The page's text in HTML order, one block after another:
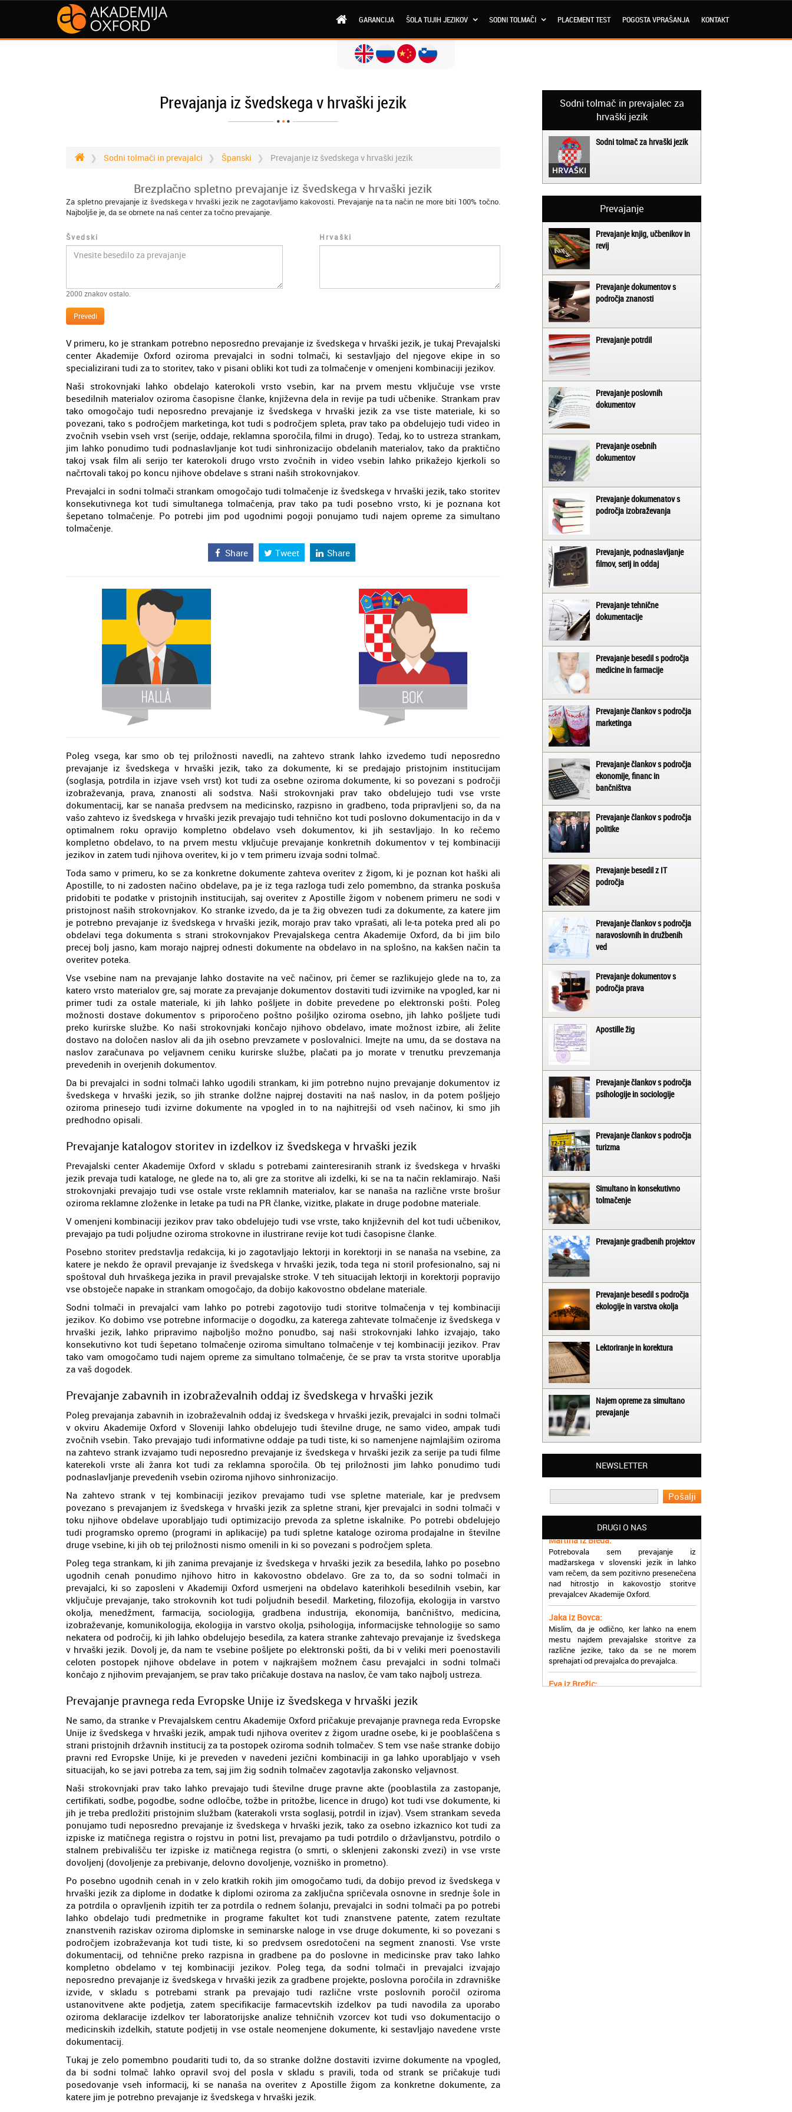
GARANCIJA ŠOLA TUJIH JEZIKOV SODNI TOLMAČI PLACEMENT TEST POGOSTA VPRAŠANJA KONTAKT
Prevajanja iz švedskega v hrvaški jezik
Sodni tolmači in prevajalci Španski Prevajanje iz švedskega v hrvaški jezik
Brezplačno spletno prevajanje iz švedskega v hrvaški jezik
Za spletno prevajanje iz švedskega v hrvaški jezik ne zagotavljamo kakovosti. Prevajanje na ta način ne more biti 100% točno.
Najboljše je, da se obrnete na naš center za točno prevajanje.
Švedski
2000 znakov ostalo.
Hrvaški
Prevedi
V primeru, ko je strankam potrebno neposredno prevajanje iz švedskega v hrvaški jezik, je tukaj Prevajalski
center Akademije Oxford oziroma prevajalci in sodni tolmači, ki sestavljajo del njegove ekipe in so
specializirani tudi za to storitev, tako v pisani obliki kot tudi za tolmačenje v omenjeni kombinaciji jezikov.
Naši strokovnjaki lahko obdelajo katerokoli vrsto vsebin, kar na prvem mestu vključuje vse vrste
besedilnih materialov oziroma časopisne članke, književna dela in revije pa tudi učbenike. Strankam prav
tako omogočajo tudi neposredno prevajanje iz švedskega v hrvaški jezik za vse tiste materiale, ki so
povezani, tako s področjem marketinga, kot tudi s področjem spleta, prav tako pa obdelujejo tudi video in
zvočnih vsebin vseh vrst (serije, oddaje, reklamna sporočila, filmi in drugo). Tedaj, ko to ustreza strankam,
jim lahko ponudimo tudi podnaslavljanje kot tudi sinhronizacijo obdelanih materialov, tako da praktično
takoj vsak film ali serijo ter katerokoli drugo vrsto zvočnih in video vsebin lahko prikažejo kjerkoli so
načrtovali takoj po koncu njihove obdelave s strani naših strokovnjakov.
Prevajalci in sodni tolmači strankam omogočajo tudi tolmačenje iz švedskega v hrvaški jezik, tako storitev
konsekutivnega kot tudi simultanega tolmačenja, prav tako pa tudi posebno vrsto, ki je poznana kot
šepetano tolmačenje. Po potrebi jim pod ugodnimi pogoji ponujamo tudi najem opreme za simultano
tolmačenje.
Share Tweet Share
Poleg vsega, kar smo ob tej priložnosti navedli, na zahtevo strank lahko izvedemo tudi neposredno
prevajanje iz švedskega v hrvaški jezik, tako za dokumente, ki se predajajo pristojnim institucijam
(soglasja, potrdila in izjave vseh vrst) kot tudi za osebne oziroma dokumente, ki so povezani s področji
izobraževanja, prava, znanosti ali sodstva. Naši strokovnjaki prav tako obdelujejo tudi vse vrste
dokumentacij, kar se nanaša predvsem na medicinsko, razpisno in gradbeno, toda pripravljeni so, da na
vašo zahtevo iz švedskega v hrvaški jezik prevajajo tudi tehnično kot tudi poslovno dokumentacijo in da v
optimalnem roku opravijo kompletno obdelavo vseh dokumentov, ki jih sestavljajo. In ko rečemo
kompletno obdelavo, to na prvem mestu vključuje prevajanje konkretnih dokumentov v tej kombinaciji
jezikov in zatem tudi njihova overitev, ki jo v tem primeru izvaja sodni tolmač.
Toda samo v primeru, ko se za konkretne dokumente zahteva overitev z žigom, ki je poznan kot haški ali
Apostille, to ni zadosten načino obdelave, pa je iz tega razloga tudi zelo pomembno, da stranka poskuša
pridobiti te podatke v pristojnih institucijah, saj overitev z Apostille žigom v nobenem primeru ne sodi v
pristojnost naših strokovnjakov. Ko stranke izvedo, da je ta žig obvezen tudi za dokumente, za katere jim
je potrebno prevajanje iz švedskega v hrvaški jezik, morajo prav tako vprašati, ali le-ta poteka pred ali po
obdelavi tega dokumenta s strani strokovnjakov Prevajalskega centra Akademije Oxford, da bi jim bilo
precej bolj jasno, kam morajo najprej odnesti dokumente na obdelavo in na splošno, na kakšen način ta
overitev poteka.
Vse vsebine nam na prevajanje lahko dostavite na več načinov, pri čemer se razlikujejo glede na to, za
katero vrsto materialov gre, saj morate za prevajanje dokumentov dostaviti tudi izvirnike na vpogled, kar ni
primer tudi za ostale materiale, ki jih lahko pošljete in dobite prevedene po elektronski pošti. Poleg
možnosti dostave dokumentov s priporočeno poštno pošiljko oziroma osebno, jih lahko pošljete tudi
preko kurirske službe. Ko naši strokovnjaki končajo njihovo obdelavo, imate možnost izbire, ali želite
dostavo na določen naslov ali da jih osebno prevzamete v poslovalnici. Imejte na umu, da se dostava na
naslov zaračunava po veljavnem ceniku kurirske službe, plačati pa jo morate v trenutku prevzemanja
prevedenih in overjenih dokumentov.
Da bi prevajalci in sodni tolmači lahko ugodili strankam, ki jim potrebno nujno prevajanje dokumentov iz
švedskega v hrvaški jezik, so jih stranke dolžne najprej dostaviti na naš naslov, in da potem pošljejo
oziroma prinesejo tudi izvirne dokumente na vpogled in to na najhitrejši od vseh načinov, ki smo jih
predhodno opisali.
Prevajanje katalogov storitev in izdelkov iz švedskega v hrvaški jezik
Prevajalski center Akademije Oxford v skladu s potrebami zainteresiranih strank iz švedskega v hrvaški
jezik prevaja tudi kataloge, ne glede na to, ali gre za storitve ali izdelki, ki se na ta način reklamirajo. Naši
strokovnjaki prevajajo tudi vse ostale vrste reklamnih materialov, kar se nanaša na različne vrste brošur
oziroma reklamne zloženke in letake pa tudi na PR članke, vizitke, plakate in druge podobne materiale.
V omenjeni kombinaciji jezikov prav tako obdelujejo tudi vse vrste, tako književnih del kot tudi učbenikov,
prevajajo pa tudi poljudne oziroma strokovne in ilustrirane revije kot tudi časopisne članke.
Posebno storitev predstavlja redakcija, ki jo zagotavljajo lektorji in korektorji in se nanaša na vsebine, za
katere je nekdo že opravil prevajanje iz švedskega v hrvaški jezik, toda tega ni storil profesionalno, saj ni
spoštoval duh hrvaškega jezika in pravil prevajalske stroke. V teh situacijah lektorji in korektorji popravijo
vse obstoječe napake in strankam omogočajo, da dobijo kakovostno obdelane materiale.
Sodni tolmači in prevajalci vam lahko po potrebi zagotovijo tudi storitve tolmačenja v tej kombinaciji
jezikov. Ko dobimo vse potrebne informacije o dogodku, za katerega zahtevate tolmačenje iz švedskega v
hrvaški jezik, lahko pripravimo najboljšo možno ponudbo, saj naši strokovnjaki lahko izvajajo, tako
konsekutivno kot tudi šepetano tolmačenje oziroma simultano tolmačenje v tej kombinaciji jezikov. Prav
tako vam omogočamo tudi najem opreme za simultano tolmačenje, če se prav ta vrsta storitve uporablja
za vaš dogodek.
Prevajanje zabavnih in izobraževalnih oddaj iz švedskega v hrvaški jezik
Poleg prevajanja zabavnih in izobraževalnih oddaj iz švedskega v hrvaški jezik, prevajalci in sodni tolmači
v okviru Akademije Oxford v Sloveniji lahko obdelujejo tudi številne druge, ne samo video, ampak tudi
zvočnih vsebin. Tako prevajajo tudi informativne oddaje pa tudi tiste, ki so namenjene najmlajšim oziroma
na zahtevo strank izvajamo tudi neposredno prevajanje iz švedskega v hrvaški jezik za serije pa tudi filme
katerekoli vrste ali žanra kot tudi za reklamna sporočila. Ob tej priložnosti jim lahko ponudimo tudi
podnaslavljanje prevedenih vsebin oziroma njihovo sinhronizacijo.
Na zahtevo strank v tej kombinaciji jezikov prevajamo tudi vse spletne materiale, kar je predvsem
povezano s prevajanjem iz švedskega v hrvaški jezik za spletne strani, kjer prevajalci in sodni tolmači v
toku njihove obdelave uporabljajo tudi optimizacijo prevoda za spletne iskalnike. Po potrebi obdelujejo
tudi programsko opremo (programi in aplikacije) pa tudi spletne kataloge oziroma prodajalne in številne
druge vsebine, ki jih ob tej priložnosti nismo omenili in ki so povezani s področjem spleta.
Poleg tega strankam, ki jih zanima prevajanje iz švedskega v hrvaški jezik za besedila, lahko po posebno
ugodnih cenah ponudimo njihovo hitro in kakovostno obdelavo. Gre za to, da so sodni tolmači in
prevajalci, ki so zaposleni v Akademiji Oxford usmerjeni na obdelavo katerihkoli besedilnih vsebin, kar
vključuje prevajanje, tako strokovnih kot tudi poljudnih besedil. Marketing, filozofija, ekologija in varstvo
okolja, menedžment, farmacija, sociologija, gradbena industrija, ekonomija, bančništvo, medicina,
izobraževanje, komunikologija, ekologija in varstvo okolja, psihologija, informacijske tehnologije so samo
nekatera od področij, ki jih lahko obdelujejo besedila, za katera stranke zahtevajo prevajanje iz švedskega
v hrvaški jezik. Dovolj je, da nam te vsebine pošljete po elektronski pošti, da bi v veliki meri poenostavili
celoten postopek njihove obdelave in potem v najkrajšem možnem času prevajalci in sodni tolmači
končajo z njihovim prevajanjem, se prav tako pričakuje dostava na naslov, če vam tako najbolj ustreza.
Prevajanje pravnega reda Evropske Unije iz švedskega v hrvaški jezik
Ne samo, da stranke v Prevajalskem centru Akademije Oxford pričakuje prevajanje pravnega reda Evropske
Unije iz švedskega v hrvaški jezik, ampak tudi njihova overitev z žigom uradne osebe, ki je pooblaščena s
strani pristojnih državnih institucij za ta postopek oziroma sodnih tolmačev. S tem vse naše stranke dobijo
pravni red Evropske Unije, ki je preveden v navedeni jezični kombinaciji in ga lahko uporabljajo v vseh
situacijah, ko se javi potreba za tem, saj jim žig sodnih tolmačev zagotavlja zakonsko veljavnost.
Naši strokovnjaki prav tako lahko prevajajo tudi številne druge pravne akte (pooblastila za zastopanje,
certifikati, sodbe, pogodbe, sodne odločbe, tožbe in pritožbe, licence in drugo) kot tudi vse dokumente, ki
jih je treba predložiti pristojnim službam (katerakoli vrsta soglasij, potrdil in izjav). Vsem strankam seveda
ponujamo tudi neposredno prevajanje iz švedskega v hrvaški jezik, tako za osebno izkaznico kot tudi za
izpiske iz matičnega registra o rojstvu in potni list, prevajamo pa tudi potrdilo o državljanstvu, potrdilo o
stalnem prebivališču ter izpiske iz matičnega registra (o smrti, o sklenjeni zakonski zvezi) in vse vrste
dovoljenj (dovoljenje za prebivanje, delovno dovoljenje, vozniško in prometno).
Po posebno ugodnih cenah in v zelo kratkih rokih jim omogočamo tudi, da dobijo prevod iz švedskega v
hrvaški jezik za diplome in dodatke k diplomi oziroma za zaključna spričevala osnovne in srednje šole in
za potrdila o opravljenih izpitih ter za potrdila o rednem šolanju, prevajalci in sodni tolmači pa po potrebi
lahko obdelajo tudi predmetnike in programe fakultet kot tudi znanstvene patente, zatem rezultate
znanstvenih raziskav oziroma diplomske in seminarske naloge in vse druge dokumente, ki so povezani s
področjem izobraževanja kot tudi tiste, ki so predvsem osredotočeni na segment znanosti. Vse vrste
dokumentacij, od tehnične preko razpisna in gradbene pa do poslovne in medicinske prav tako lahko
kompletno obdelamo v tej kombinaciji jezikov. Poleg tega, da sodni tolmači in prevajalci izvajajo
neposredno prevajanje iz švedskega v hrvaški jezik za gradbene projekte, poslovna poročila in zdravniške
izvide, v skladu s potrebami strank pa prevajajo tudi različne vrste poslovnih poročil oziroma
ustanovitvene akte podjetja, zatem specifikacije farmacevtskih izdelkov pa tudi navodila za uporabo
oziroma deklaracije izdelkov ter laboratorijske analize tehničnih vzorcev kot tudi vso dokumentacijo o
medicinskih izdelkih, statute podjetij in vse ostale neomenjene dokumente, ki sestavljajo navedene vrste
dokumentacij.
Tukaj je zelo pomembno poudariti tudi to, da so stranke dolžne dostaviti izvirne dokumente na vpogled,
da bi sodni tolmač lahko opravil svoj del posla v skladu s pravili, toda od strank se pričakuje tudi
posedovanje vseh informacij, ki se nanaša na overitev z Apostille žigom za konkretne dokumente, za
katere jim je potrebno prevajanje iz švedskega v hrvaški jezik.
Sodni tolmač in prevajalec za
hrvaški jezik
Sodni tolmač za hrvaški jezik
Prevajanje
Prevajanje knjig, učbenikov in
revij
Prevajanje dokumentov s
področja znanosti
Prevajanje potrdil
Prevajanje poslovnih
dokumentov
Prevajanje osebnih
dokumentov
Prevajanje dokumenatov s
področja izobraževanja
Prevajanje, podnaslavljanje
filmov, serij in oddaj
Prevajanje tehnične
dokumentacije
Prevajanje besedil s področja
medicine in farmacije
Prevajanje člankov s področja
marketinga
Prevajanje člankov s področja
ekonomije, financ in
bančništva
Prevajanje člankov s področja
politike
Prevajanje besedil z IT
področja
Prevajanje člankov s področja
naravoslovnih in družbenih
ved
Prevajanje dokumentov s
področja prava
Apostille žig
Prevajanje člankov s področja
psihologije in sociologije
Prevajanje člankov s področja
turizma
Simultano in konsekutivno
tolmačenje
Prevajanje gradbenih projektov
Prevajanje besedil s področja
ekologije in varstva okolja
Lektoriranje in korektura
Najem opreme za simultano
prevajanje
NEWSLETTER
DRUGI O NAS
Matjaž iz Ajdovščine:
Lahko pohvalim vse zaposlene v Akademiji
Oxford, ker so resnično profesionalni in
prevajalske storitve opravljajo hitro in
Martina iz Bleda:
Potrebovala sem prevajanje iz
madžarskega v slovenski jezik in lahko
vam rečem, da sem pozitivno presenečena
nad hitrostjo in kakovostjo storitve
prevajalcev Akademije Oxford.
Jaka iz Bovca:
mestu najdem prevajalske storitve za
različne jezike, tako da se ne morem
sprehajati od prevajalca do prevajalca.
Eva iz Brežic:
jezik, na spletu sem našla Oxford, jih